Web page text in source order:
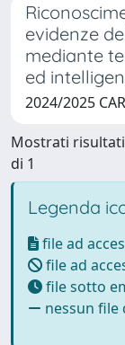
evidenze
mediante
ed
2024/2025
Mostrati risultati
di 1
Legenda
file ad
file ad
file sotto
nessun file